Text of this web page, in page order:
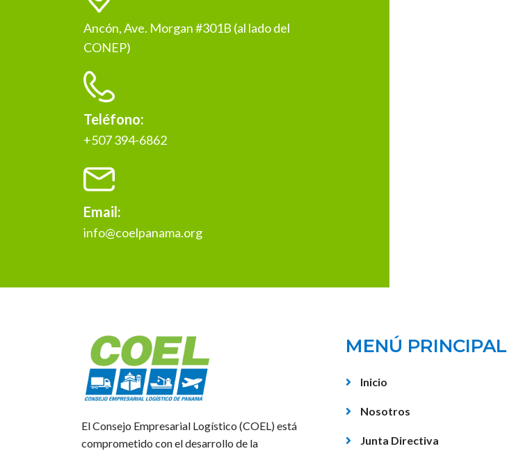
Ancón, Ave. Morgan #301B (al lado del
CONEP)
Teléfono:
+507 394-6862
Email:
info@coelpanama.org
El Consejo Empresarial Logístico (COEL) está
comprometido con el desarrollo de la
MENÚ PRINCIPAL
Inicio
Nosotros
Junta Directiva